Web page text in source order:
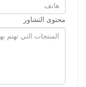
محتوى التشاور